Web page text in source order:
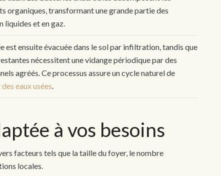
organiques, transformant une grande partie des
liquides et en gaz.
est ensuite évacuée dans le sol par infiltration, tandis que
nécessitent une vidange périodique par des
agréés. Ce processus assure un cycle naturel de
eaux usées.
à vos besoins
facteurs tels que la taille du foyer, le nombre
locales.